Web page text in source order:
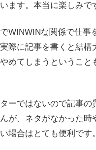
ます。本当に楽しみで
WINWINな関係で仕事
際に記事を書くと結構
めてしまうということ
ーではないので記事の
が、ネタがなかった時
場合はとても便利です。